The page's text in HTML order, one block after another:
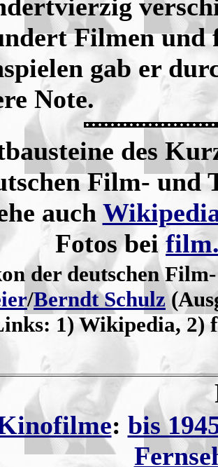
Filmen und
gab er
Note.
des
Film- und
auch
Fotos bei
der deutschen
/Berndt Schulz
1) Wikipedia, 2)
: bis